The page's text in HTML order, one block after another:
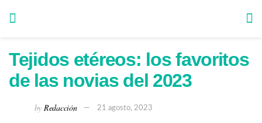
Tejidos etéreos: los favoritos
de las novias del 2023
by Redacción 21 agosto, 2023